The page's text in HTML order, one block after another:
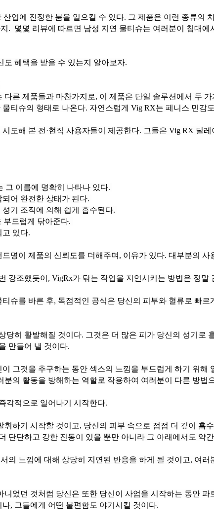
도 혜택을 받을 수 있는지 알아보자.
티슈의 형태로 나온다. 자연스럽게 Vig RX는 페니스 민감
그 이름에 명확히 나타나 있다.
어 완전한 상태가 된다.
기 조직에 의해 쉽게 흡수된다.
부드럽게 닦아준다.
고 있다.
명이 제품의 신뢰도를 더해주며, 이유가 있다. 대부분의 사
강조했듯이, VigRx가 닦는 작업을 지연시키는 방법은 정말
만들어 낼 것이다.
분의 활동을 방해하는 역할로 작용하여 여러분이 다른 방
각적으로 일어나기 시작한다.
단단하고 강한 진동이 있을 뿐만 아니라 그 아래에서도 약
, 그들에게 어떤 불편함도 야기시킬 것이다.